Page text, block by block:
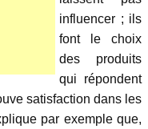
influencer ; ils
font le choix
des produits
qui répondent
satisfaction dans les
par exemple que,